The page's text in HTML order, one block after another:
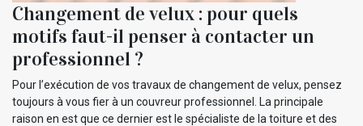
Changement de velux : pour quels
motifs faut-il penser à contacter un
professionnel ?
Pour l’exécution de vos travaux de changement de velux, pensez
toujours à vous fier à un couvreur professionnel. La principale
raison en est que ce dernier est le spécialiste de la toiture et des